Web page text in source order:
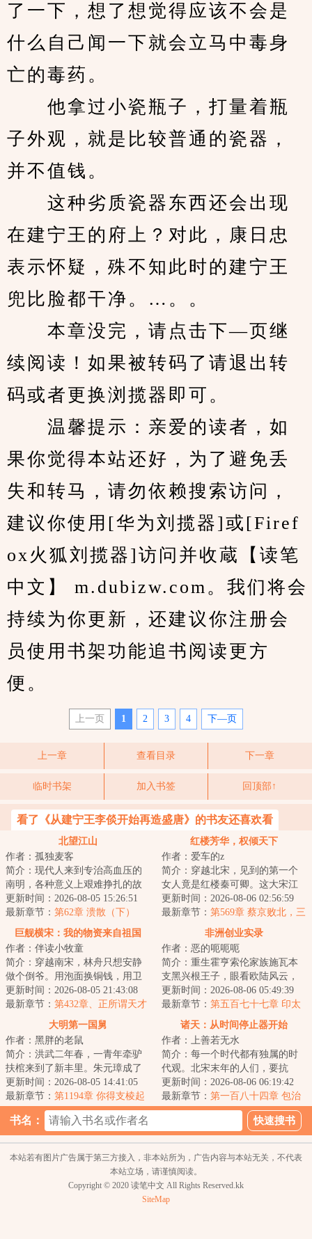
了一下，想了想觉得应该不会是
什么自己闻一下就会立马中毒身
亡的毒药。
他拿过小瓷瓶子，打量着瓶
子外观，就是比较普通的瓷器，
并不值钱。
这种劣质瓷器东西还会出现
在建宁王的府上？对此，康日忠
表示怀疑，殊不知此时的建宁王
兜比脸都干净。…。。
本章没完，请点击下—页继
续阅读！如果被转码了请退出转
码或者更换浏揽器即可。
温馨提示：亲爱的读者，如
果你觉得本站还好，为了避免丢
失和转马，请勿依赖搜索访问，
建议你使用[华为刘揽器]或[Firef
ox火狐刘揽器]访问并收蔵【读笔
中文】 m.dubizw.com。我们将会
持续为你更新，还建议你注册会
员使用书架功能追书阅读更方
便。
上一页 1 2 3 4 下—页
上一章 查看目录 下一章
临时书架 加入书签 回顶部↑
看了《从建宁王李倓开始再造盛唐》的书友还喜欢看
北望江山
作者：孤独麦客
简介：现代人来到专治高血压的
南明，各种意义上艰难挣扎的故
事。...
更新时间：2026-08-05 15:26:51
最新章节： 第62章 溃散（下）
红楼芳华，权倾天下
作者：爱车的z
简介：穿越北宋，见到的第一个
女人竟是红楼秦可卿。这大宋江
山，亦如红楼将倾我堂堂清河县
一霸，仗着一手...
更新时间：2026-08-06 02:56:59
最新章节： 第569章 蔡京败北，三
泉映月，西门宅大丰收！
巨舰横宋：我的物资来自祖国
作者：伴读小牧童
简介：穿越南宋，林舟只想安静
做个倒爷。用泡面换铜钱，用卫
生纸换人情，用现代药救古代
命。可他没想到，...
更新时间：2026-08-05 21:43:08
最新章节： 第432章、正所谓天才
之间亦有差别
非洲创业实录
作者：恶的呃呃呃
简介：重生霍亨索伦家族施瓦本
支黑兴根王子，眼看欧陆风云，
大战将起，这欧陆不待也罢。东
非圈地，移民开...
更新时间：2026-08-06 05:49:39
最新章节： 第五百七十七章 印太
防线
大明第一国舅
作者：黑胖的老鼠
简介：洪武二年春，一青年牵驴
扶棺来到了新丰里。朱元璋成了
我姐夫？那我就是大明第一国
舅！...
更新时间：2026-08-05 14:41:05
最新章节： 第1194章 你得支棱起
诸天：从时间停止器开始
作者：上善若无水
简介：每一个时代都有独属的时
代观。北宋末年的人们，要抗
金。明朝末年的人们，要抗清。
晋朝末年的人们，...
更新时间：2026-08-06 06:19:42
最新章节： 第一百八十四章 包治
百病
书名：
本站若有图片广告属于第三方接入，非本站所为，广告内容与本站无关，不代表
本站立场，请谨慎阅读。
Copyright © 2020 读笔中文 All Rights Reserved.kk
SiteMap